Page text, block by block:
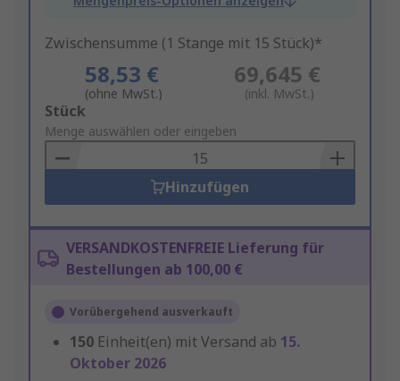
Zwischensumme (1 Stange mit 15 Stück)*
58,53 €
(ohne MwSt.)
69,645 €
(inkl. MwSt.)
Add
to
Basket
Stück
Menge auswählen oder eingeben
Hinzufügen
VERSANDKOSTENFREIE Lieferung für
Bestellungen ab 100,00 €
Vorübergehend ausverkauft
150 Einheit(en) mit Versand ab 15.
Oktober 2026